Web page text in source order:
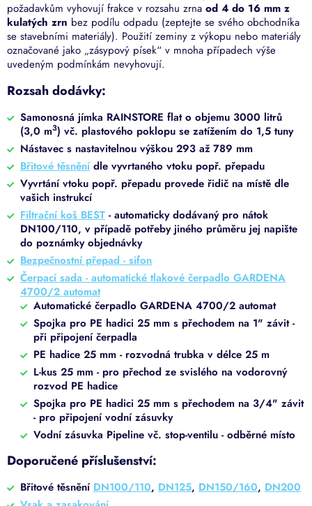
požadavkům vyhovují frakce v rozsahu zrna od 4 do 16 mm z
kulatých zrn bez podílu odpadu (zeptejte se svého obchodníka
se stavebními materiály). Použití zeminy z výkopu nebo materiály
označované jako „zásypový písek“ v mnoha případech výše
uvedeným podmínkám nevyhovují.
Rozsah dodávky:
Samonosná jímka RAINSTORE flat o objemu 3000 litrů
(3,0 m3) vč. plastového poklopu se zatížením do 1,5 tuny
Nástavec s nastavitelnou výškou 293 až 789 mm
Břitové těsněnídle vyvrtaného vtoku popř. přepadu
Vyvrtání vtoku popř. přepadu provede řidič na místě dle
vašich instrukcí
Filtrační koš BEST - automaticky dodávaný pro nátok
DN100/110, v případě potřeby jiného průměru jej napište
do poznámky objednávky
Bezpečnostní přepad - sifon
Čerpací sada - automatické tlakové čerpadlo GARDENA
4700/2 automat
Automatické čerpadlo GARDENA 4700/2 automat
Spojka pro PE hadici 25 mm s přechodem na 1" závit -
při připojení čerpadla
PE hadice 25 mm - rozvodná trubka v délce 25 m
L-kus 25 mm - pro přechod ze svislého na vodorovný
rozvod PE hadice
Spojka pro PE hadici 25 mm s přechodem na 3/4" závit
- pro připojení vodní zásuvky
Vodní zásuvka Pipeline vč. stop-ventilu - odběrné místo
Doporučené příslušenství:
Břitové těsnění DN100/110, DN125, DN150/160, DN200